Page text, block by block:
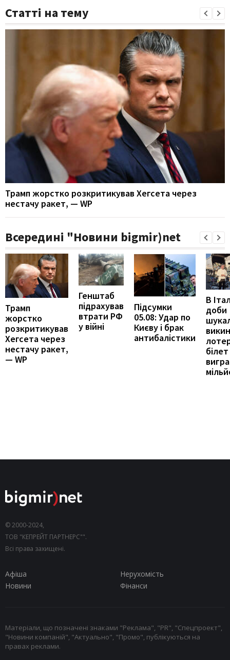
Статті на тему
Трамп жорстко розкритикував Хегсета через
нестачу ракет, — WP
Всередині "Новини bigmir)net
Трамп
жорстко
розкритикував
Хегсета через
нестачу ракет,
— WP
Генштаб
підрахував
втрати РФ
у війні
Підсумки
05.08: Удар по
Києву і брак
антибалістики
В
доби
© 2000-2024,
ТОВ "КЕПРЕЙТ ПАРТНЕРС"".
Всі права захищені.
Афіша
Нерухомість
Новини
Фінанси
Матеріали, що позначені знаками "Реклама", "PR", "Спецпроект",
"Новини компаній", "Актуально", "Промо", публікуються на
правах реклами.